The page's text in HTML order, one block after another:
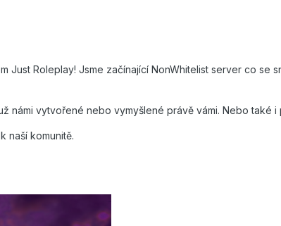
Just Roleplay! Jsme začínající NonWhitelist server co se
námi vytvořené nebo vymyšlené právě vámi. Nebo také i
naší komunitě.